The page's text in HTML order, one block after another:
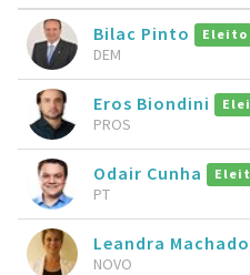
Bilac Pinto Eleito
DEM
Eros Biondini
PROS
Odair Cunha
PT
Leandra Machado
NOVO